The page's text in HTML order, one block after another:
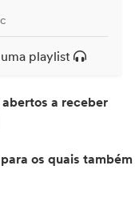
playlist
a receber
os quais